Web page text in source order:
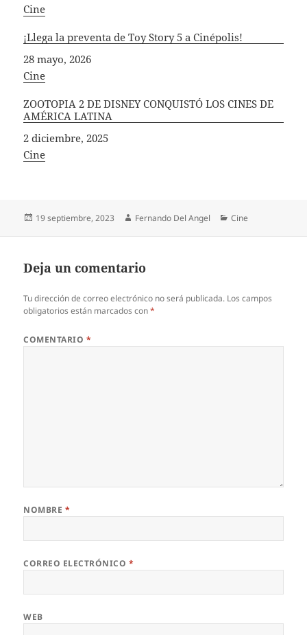
In relation to
Cine
¡Llega la preventa de Toy Story 5 a Cinépolis!
Fecha
28 mayo, 2026
In relation to
Cine
ZOOTOPIA 2 DE DISNEY CONQUISTÓ LOS CINES DE
AMÉRICA LATINA
Fecha
2 diciembre, 2025
In relation to
Cine
Publicado
19 septiembre, 2023 Autor
Fernando Del Angel Categorías
Cine
Deja un comentario
Tu dirección de correo electrónico no será publicada. Los campos
obligatorios están marcados con*
COMENTARIO *
NOMBRE *
CORREO ELECTRÓNICO *
WEB